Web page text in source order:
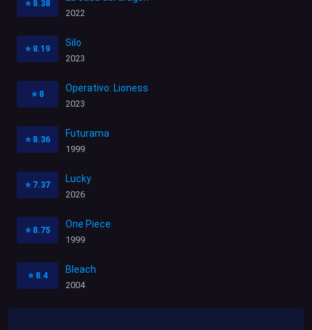
⭐ 8.38
2022
⭐ 8.19
Silo
2023
⭐ 8
Operativo: Lioness
2023
⭐ 8.36
Futurama
1999
⭐ 7.37
Lucky
2026
⭐ 8.75
One Piece
1999
⭐ 8.4
Bleach
2004